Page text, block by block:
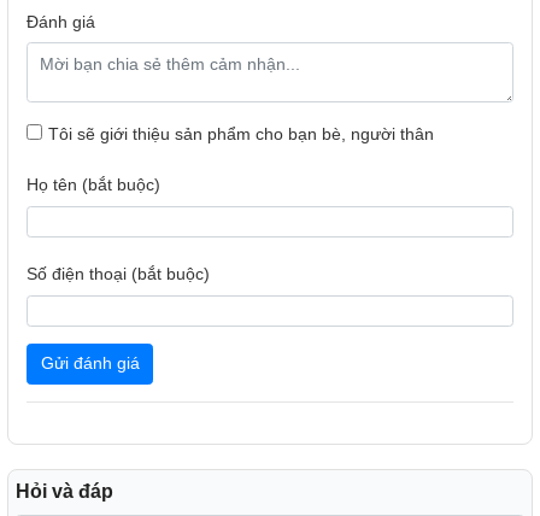
quả làm sạch tối ưu.
- Mova M10 trang bị pin 24000 mAh, sử dụng được đến 40
phút chỉ sau khoảng 5 giờ sạc, đáp ứng tốt nhu cầu dọn
dẹp trong gia đình.
Đánh giá
Tôi sẽ giới thiệu sản phẩm cho bạn bè, người thân
Họ tên (bắt buộc)
Số điện thoại (bắt buộc)
Gửi đánh giá
Hỏi và đáp